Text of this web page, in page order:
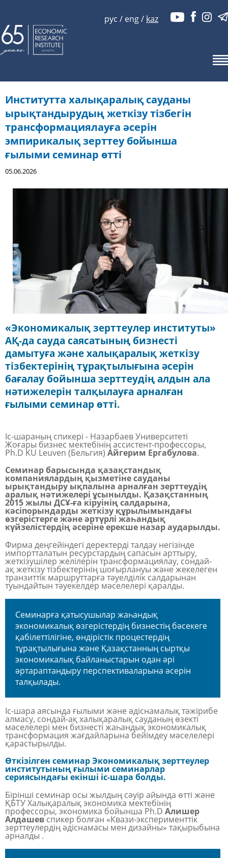
рус / eng/ kaz
Институтта халықаралық сауданы
ырықтандырудың жеткізу тізбегін
трансформациялауға әсерін
эмпирикалық зерттеу бойынша
ғылыми семинар өтті
05.06.2026
«Экономикалық зерттеулер институты»
АҚ-да сауда саясатының бизнесті
дамытуға және халықаралық жеткізу
тізбектерінің тұрақтылығына әсерін
бағалау бойынша зерттеудің алдын ала
нәтижелерін талқылауға арналған
ғылыми семинар өтті.
Іс-шараның спикері - Назарбаев Университеті
Жоғары бизнес мектебінің ассистент-профессоры,
Ph.D KU Leuven (Бельгия) Айгерим Ергабулова.
Семинар барысында қазақстандық
компаниялардың қызметіне сауданы
ырықтандыру ықпалына арналған зерттеудің
аралық нәтижелері ұсынылды. Қазақстанның
2015 жылы ДСҰ-ға кіруінің салдарына,
кәсіпорындарды жеткізу құрылымындағы
өзгерістерге және әртүрлі жаһандық
күйзелістердің әсеріне ерекше назар аударылды.
Фирма деңгейіндегі деректерді талдау негізінде
импортталатын ресурстардың сапасын арттыру,
жеткізушілер желілерін трансформациялау, сондай-
ақ жеткізу тізбектерінің шоғырлануы және жекелеген
транзиттік маршруттарға тәуелділік салдарынан
туындайтын тәуекелдер мәселелері қаралды.
Семинарға қатысушылар жаһандық
экономикалық өзгерістердің бизнестің бәсекеге
қабілеттілігіне, өндірістік процестердің
тұрақтылығына және Қазақстанның сыртқы
экономикалық байланыстарын одан әрі
әртараптандыру перспективаларына әсерін
талқылады.
Іс-шара аясында ғылыми және әдіснамалық тәжірибе
алмасу, сондай-ақ халықаралық сауданың өзекті
мәселелері мен бизнесті жаһандық экономикалық
трансформация жағдайларына бейімдеу мәселелері
қарастырылды.
Өткізілген семинар Экономикалық зерттеулер
институтының ғылыми семинарлар
сериясындағы екінші іс-шара болды.
Бірінші семинар осы жылдың сәуір айында өтті және
ҚБТУ Халықаралық экономика мектебінің
профессоры, экономика бойынша Ph.D Алишер
Алдашевспикер болған «Квази-эксперименттік
зерттеулердің әдіснамасы мен дизайны» тақырыбына
арналды .